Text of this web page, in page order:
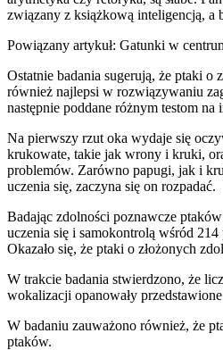
związany z książkową inteligencją, a
Powiązany artykuł: Gatunki w
Ostatnie badania sugerują, że ptaki
również najlepsi w rozwiązywaniu
następnie poddane różnym testom
Na pierwszy rzut oka wydaje się
krukowate, takie jak wrony i kruki,
problemów. Zarówno papugi, jak i
uczenia się, zaczyna się on rozpadać.
Badając zdolności poznawcze
uczenia się i samokontrolą wśród
Okazało się, że ptaki o złożonych
W trakcie badania stwierdzono, że
wokalizacji opanowały
W badaniu zauważono również, że
ptaków.